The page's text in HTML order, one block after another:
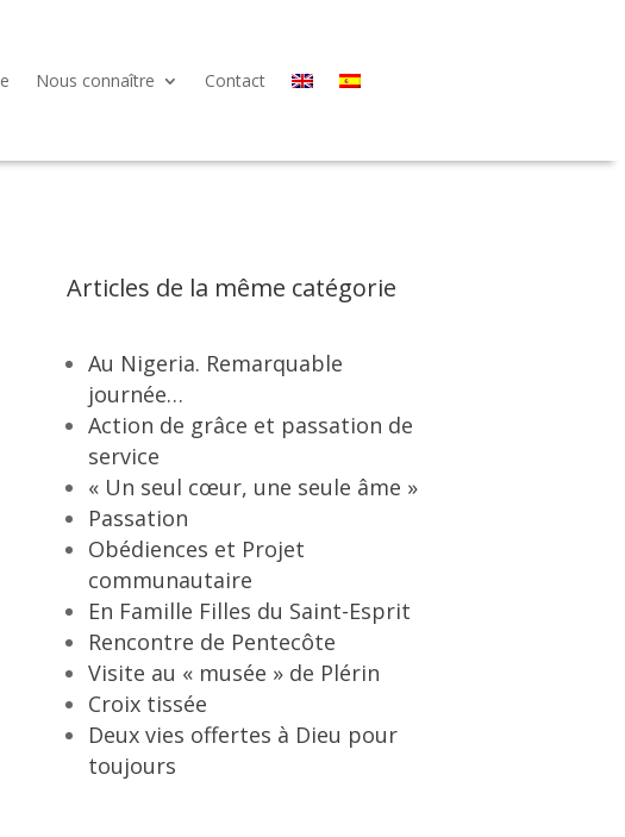
Nous connaître Contact
Articles de la même catégorie
Au Nigeria. Remarquable
journée…
Action de grâce et passation de
service
« Un seul cœur, une seule âme »
Passation
Obédiences et Projet
communautaire
En Famille Filles du Saint-Esprit
Rencontre de Pentecôte
Visite au « musée » de Plérin
Croix tissée
Deux vies offertes à Dieu pour
toujours